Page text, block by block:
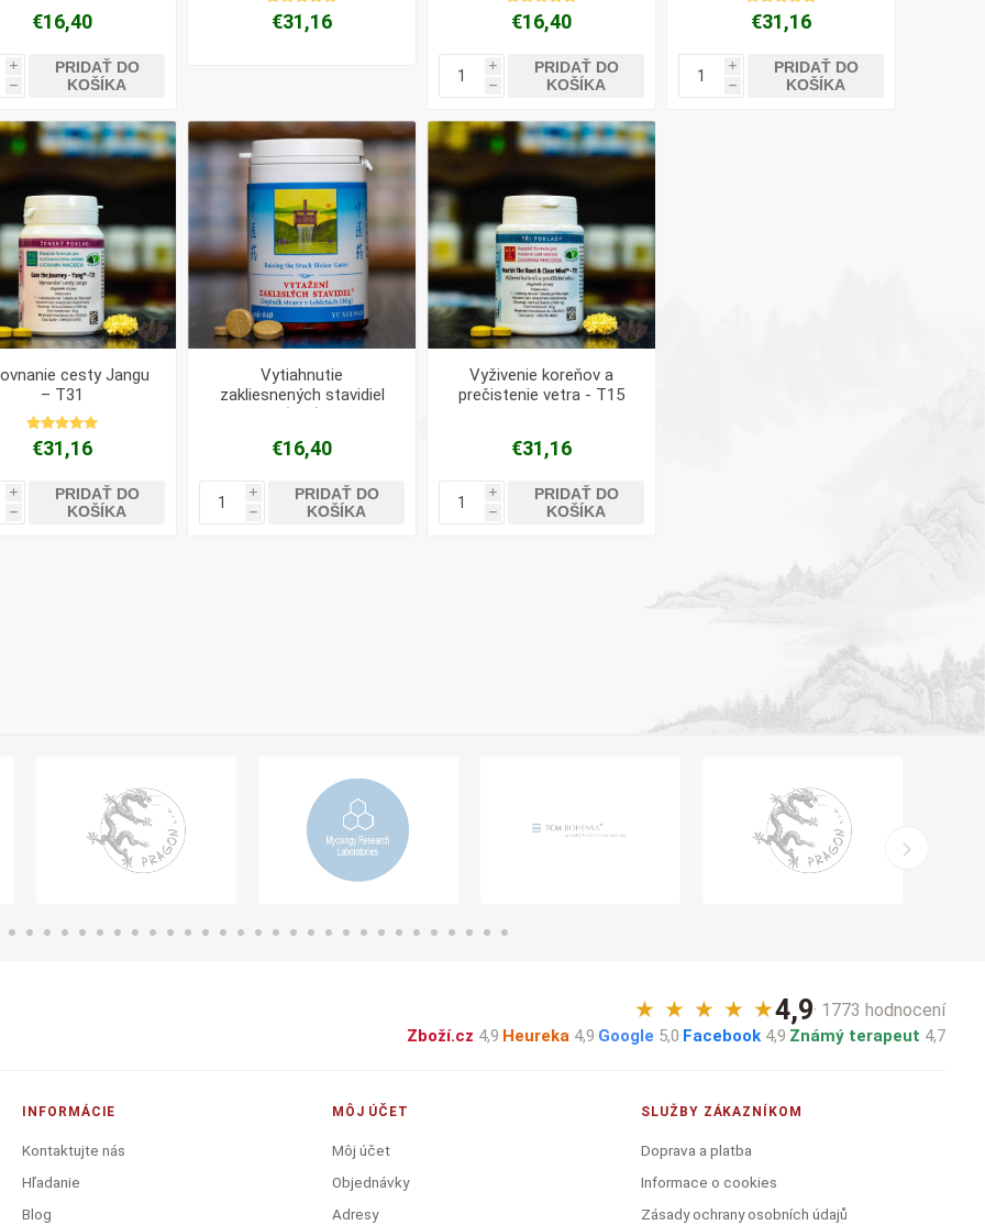
€16,40
i
h
PRIDAŤ DO
KOŠÍKA
€31,16 €16,40
i
h
PRIDAŤ DO
KOŠÍKA
€31,16
i
h
PRIDAŤ DO
KOŠÍKA
cesty Jangu
– T31
€31,16
i
h
PRIDAŤ DO
KOŠÍKA
Vytiahnutie
zakliesnených stavidiel
€16,40
i
h
PRIDAŤ DO
KOŠÍKA
Vyživenie koreňov a
prečistenie vetra - T15
€31,16
i
h
PRIDAŤ DO
KOŠÍKA
★ ★ ★ ★ ★4,9· 1773 hodnocení
Zboží.cz 4,9·Heureka 4,9·Google 5,0·Facebook 4,9·Známý terapeut 4,7
INFORMÁCIE
Kontaktujte nás
Hľadanie
Blog
MÔJ ÚČET
Môj účet
Objednávky
Adresy
SLUŽBY ZÁKAZNÍKOM
Doprava a platba
Informace o cookies
Zásady ochrany osobních údajů